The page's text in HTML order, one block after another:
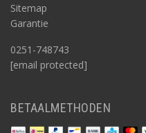
Sitemap
Garantie
0251-748743
[email protected]
BETAALMETHODEN